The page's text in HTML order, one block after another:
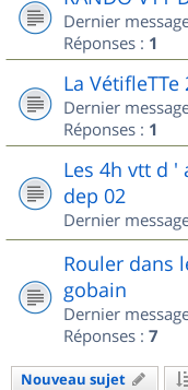
Dernier
Réponses : 1
La VétifleTTe
Dernier
Réponses : 1
Les 4h vtt d '
dep 02
Dernier
Rouler dans
gobain
Dernier
Réponses : 7
Nouveau sujet